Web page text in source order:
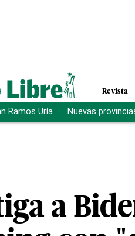
Revista
Ramos Uría Nuevas
a